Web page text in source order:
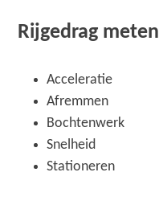
Rijgedrag meten
Acceleratie
Afremmen
Bochtenwerk
Snelheid
Stationeren